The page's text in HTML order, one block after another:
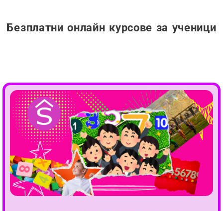
Безплатни онлайн курсове за ученици